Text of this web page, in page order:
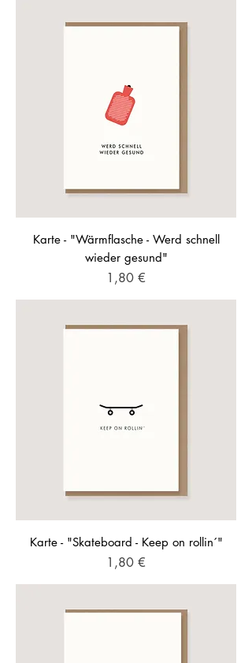
Karte - "Wärmflasche - Werd schnell
wieder gesund"
Preis
1,80 €
Karte - "Skateboard - Keep on rollin´"
Preis
1,80 €